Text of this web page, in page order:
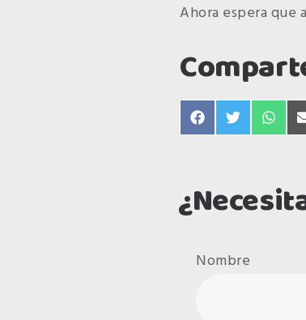
Ahora espera
compartir
en
compartir
en en
Nombre